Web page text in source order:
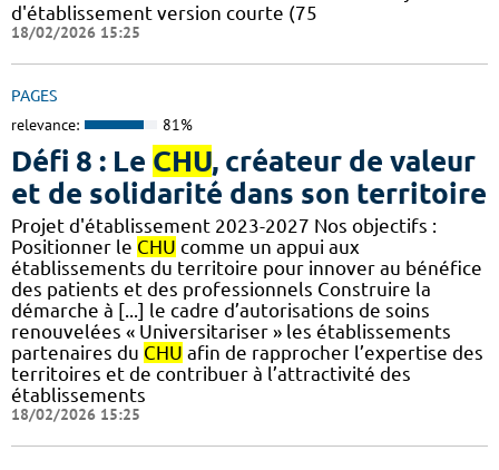
d'établissement version courte (75
18/02/2026 15:25
PAGES
relevance: 81%
Défi 8 : Le CHU, créateur de valeur
et de solidarité dans son territoire
Projet d'établissement 2023-2027 Nos objectifs :
Positionner le CHU comme un appui aux
établissements du territoire pour innover au bénéfice
des patients et des professionnels Construire la
démarche à [...] le cadre d’autorisations de soins
renouvelées « Universitariser » les établissements
partenaires du CHU afin de rapprocher l’expertise des
territoires et de contribuer à l’attractivité des
établissements
18/02/2026 15:25